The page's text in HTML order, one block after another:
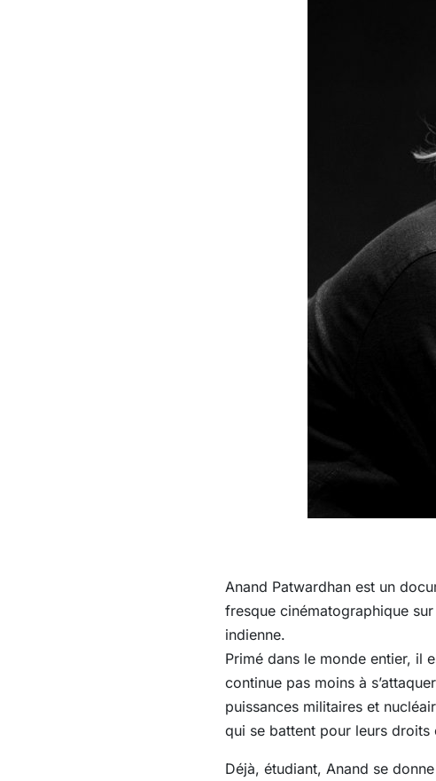
Anand Patwardhan est un
fresque cinématographique
indienne.
Primé dans le monde entier, il
continue pas moins à
puissances militaires et
qui se battent pour leurs droits
Déjà, étudiant, Anand se